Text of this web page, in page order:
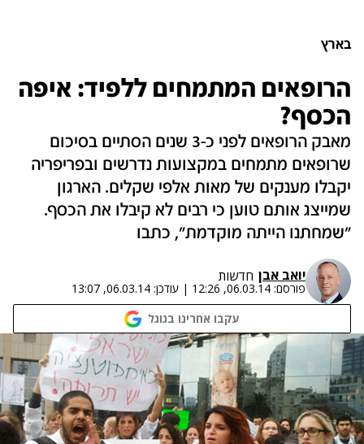
בארץ
הרופאים המתמחים ללפיד: איפה
הכסף?
מאבק הרופאים לפני כ-3 שנים הסתיים בסיכום
שרופאים מתמחים במקצועות נדרשים ובפריפריה
יקבלו מענקים של מאות אלפי שקלים. הארגון
שמייצג אותם טוען כי רבים לא קיבלו את הכסף.
"שמחתנו הייתה מוקדמת", כתבו‎
יואב אבן חדשות
פורסם: 06.03.14, 12:26
| עודכן: 06.03.14, 13:07
עקבו אחרינו בגוגל